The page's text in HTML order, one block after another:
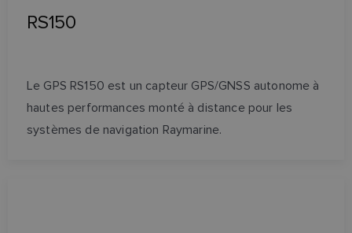
RS150
Le GPS RS150 est un capteur GPS/GNSS autonome à
hautes performances monté à distance pour les
systèmes de navigation Raymarine.